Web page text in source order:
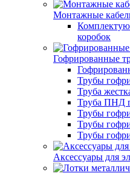
Монтажные
коробок
Гофрированные
Трубы
Труба
Труба ПНД
Трубы
Трубы
Трубы
Аксессуары для